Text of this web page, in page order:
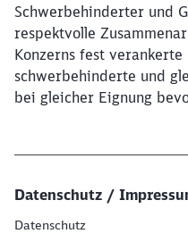
Schwerbehinderter und
respektvolle
Konzerns fest
schwerbehinderte und
bei gleicher Eignung
Datenschutz /
Datenschutz